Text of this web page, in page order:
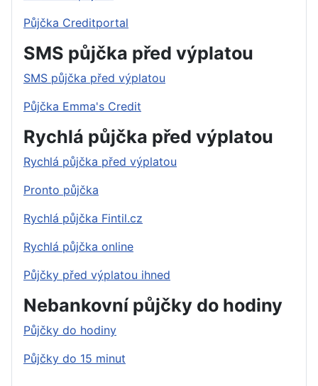
Půjčka Creditportal
SMS půjčka před výplatou
SMS půjčka před výplatou
Půjčka Emma's Credit
Rychlá půjčka před výplatou
Rychlá půjčka před výplatou
Pronto půjčka
Rychlá půjčka Fintil.cz
Rychlá půjčka online
Půjčky před výplatou ihned
Nebankovní půjčky do hodiny
Půjčky do hodiny
Půjčky do 15 minut